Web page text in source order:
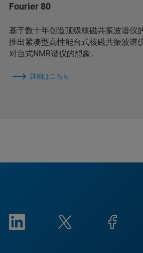
Fourier 80
基于数十年创造顶级核磁共振波谱仪
推出紧凑型高性能台式核磁共振波谱
对台式NMR谱仪的想象。
詳細はこちら